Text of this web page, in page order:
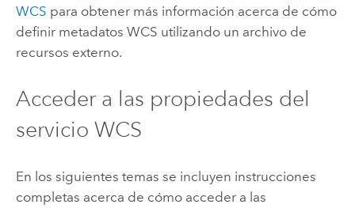
WCS para obtener más información acerca de cómo
definir metadatos WCS utilizando un archivo de
recursos externo.
Acceder a las propiedades del
servicio WCS
En los siguientes temas se incluyen instrucciones
completas acerca de cómo acceder a las